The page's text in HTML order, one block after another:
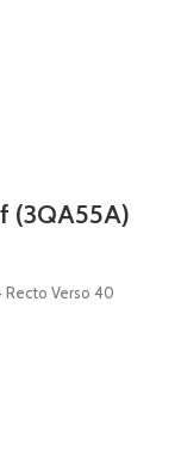
(3QA55A)
Recto Verso 40